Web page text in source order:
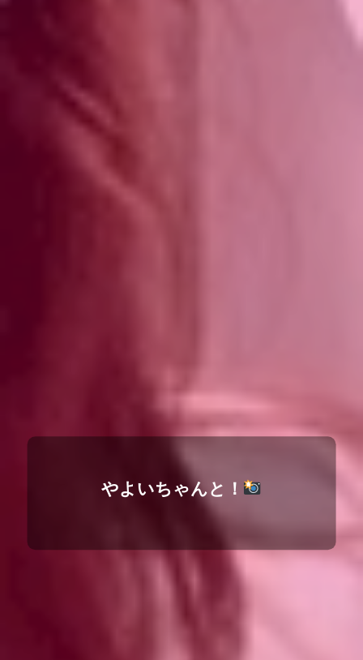
やよいちゃんと！